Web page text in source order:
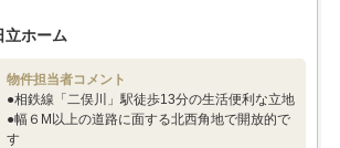
立ホーム
物件担当者コメント
●相鉄線「二俣川」駅徒歩13分の生活便利な立地
●幅６M以上の道路に面する北西角地で開放的で
す